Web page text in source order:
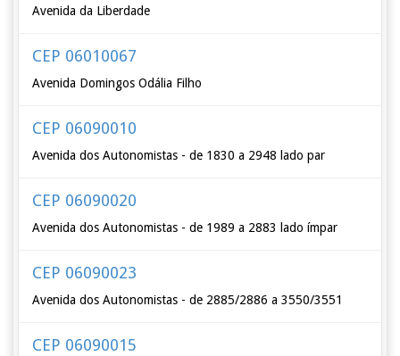
Avenida da Liberdade
CEP 06010067
Avenida Domingos Odália Filho
CEP 06090010
Avenida dos Autonomistas - de 1830 a 2948 lado par
CEP 06090020
Avenida dos Autonomistas - de 1989 a 2883 lado ímpar
CEP 06090023
Avenida dos Autonomistas - de 2885/2886 a 3550/3551
CEP 06090015